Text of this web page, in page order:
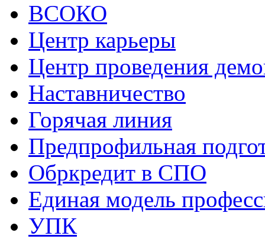
ВСОКО
Центр карьеры
Центр проведения
Наставничество
Горячая линия
Предпрофильная
Обркредит в СПО
Единая модель
УПК